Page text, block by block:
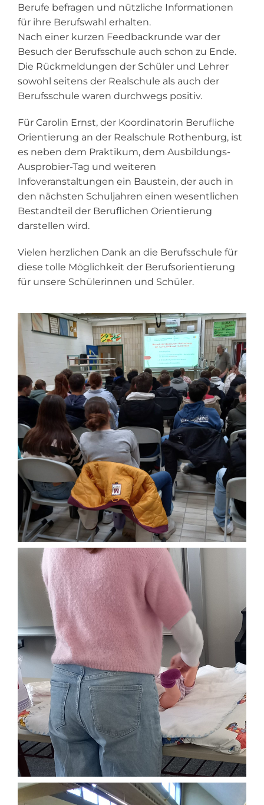
Berufe befragen und nützliche Informationen
für ihre Berufswahl erhalten.
Nach einer kurzen Feedbackrunde war der
Besuch der Berufsschule auch schon zu Ende.
Die Rückmeldungen der Schüler und Lehrer
sowohl seitens der Realschule als auch der
Berufsschule waren durchwegs positiv.
Für Carolin Ernst, der Koordinatorin Berufliche
Orientierung an der Realschule Rothenburg, ist
es neben dem Praktikum, dem Ausbildungs-
Ausprobier-Tag und weiteren
Infoveranstaltungen ein Baustein, der auch in
den nächsten Schuljahren einen wesentlichen
Bestandteil der Beruflichen Orientierung
darstellen wird.
Vielen herzlichen Dank an die Berufsschule für
diese tolle Möglichkeit der Berufsorientierung
für unsere Schülerinnen und Schüler.